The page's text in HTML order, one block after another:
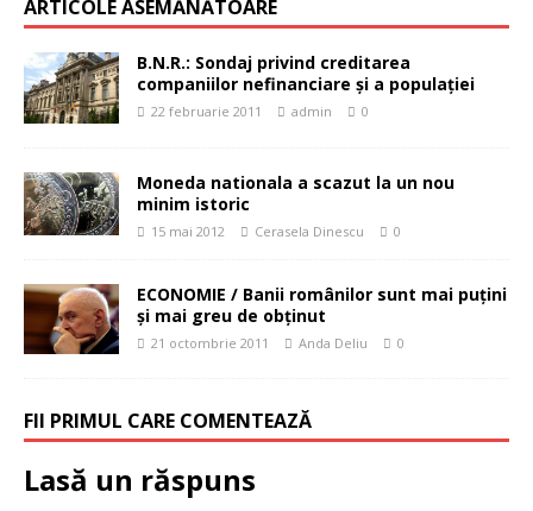
ARTICOLE ASEMĂNĂTOARE
B.N.R.: Sondaj privind creditarea
companiilor nefinanciare şi a populaţiei
22 februarie 2011 admin 0
Moneda nationala a scazut la un nou
minim istoric
15 mai 2012 Cerasela Dinescu 0
ECONOMIE / Banii românilor sunt mai puţini
şi mai greu de obţinut
21 octombrie 2011 Anda Deliu 0
FII PRIMUL CARE COMENTEAZĂ
Lasă un răspuns